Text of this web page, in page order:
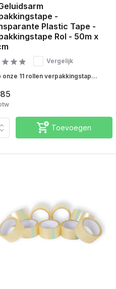
-
Plastic Tape -
Rol - 50m x
Vergelijk
onze 11 rollen verpakkingstap...
Toevoegen